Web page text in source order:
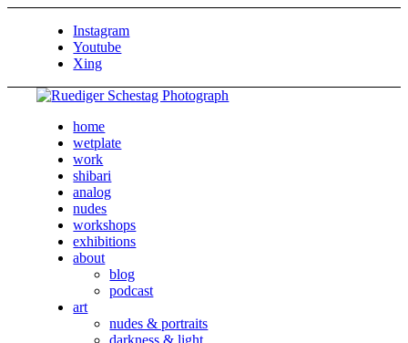
Instagram
Youtube
Xing
home
wetplate
work
shibari
analog
nudes
workshops
exhibitions
about
blog
podcast
art
nudes & portraits
darkness & light